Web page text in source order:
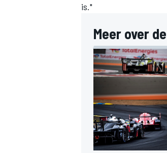
MEER RACEKLASSEN
is."
Meer over